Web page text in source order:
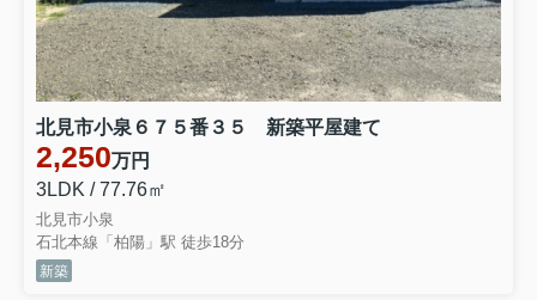
北見市小泉６７５番３５ 新築平屋建て
2,250万円
3LDK / 77.76㎡
北見市小泉
石北本線「柏陽」駅 徒歩18分
新築